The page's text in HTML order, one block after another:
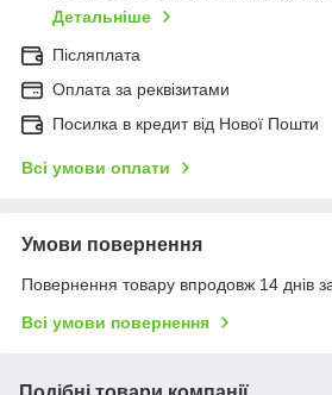
Детальніше
Післяплата
Оплата за реквізитами
Посилка в кредит від Нової Пошти
Всі умови оплати
Умови повернення
Повернення товару впродовж 14 днів
Всі умови повернення